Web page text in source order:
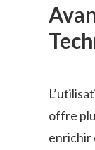
offre
enrichir